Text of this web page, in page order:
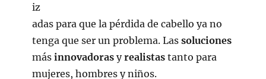
iz
adas para que la pérdida de cabello ya no
tenga que ser un problema. Lassoluciones
másinnovadoras yrealistas tanto para
mujeres, hombres y niños.